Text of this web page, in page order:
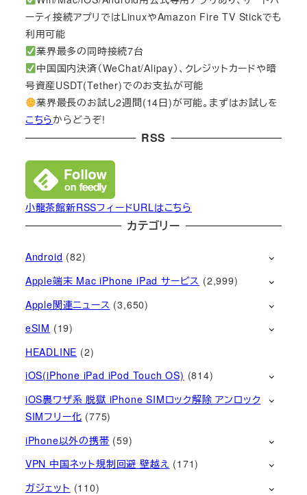
ーティ接続アプリではLinuxやAmazon Fire TV Stickでも
利用可能
業界最多の同時接続7台
中国国内決済（WeChat/Alipay）、クレジットカードや暗
号資産USDT(Tether)でのお支払が可能
業界最長のお試し2週間(14日)が可能。まずはお試しを
こちらからどうぞ!
RSS
小龍茶館新RSSフィードURLはこちら
カテゴリー
Android (82)
Apple端末 Mac iPhone iPad サービス (2,999)
Apple関連ニュース (3,650)
eSIM (19)
HEADLINE (2)
iOS(iPhone iPad iPod Touch OS) (814)
iOS裏ワザ系 脱獄 iPhone SIMロック解除 アンロック
SIMフリー化 (775)
iPhone以外の携帯 (59)
VPN 中国ネット規制回避 壁越え (171)
ガジェット (110)